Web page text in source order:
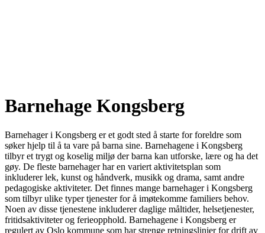
Barnehage Kongsberg
Barnehager i Kongsberg er et godt sted å starte for foreldre som
søker hjelp til å ta vare på barna sine. Barnehagene i Kongsberg
tilbyr et trygt og koselig miljø der barna kan utforske, lære og ha det
gøy. De fleste barnehager har en variert aktivitetsplan som
inkluderer lek, kunst og håndverk, musikk og drama, samt andre
pedagogiske aktiviteter. Det finnes mange barnehager i Kongsberg
som tilbyr ulike typer tjenester for å imøtekomme familiers behov.
Noen av disse tjenestene inkluderer daglige måltider, helsetjenester,
fritidsaktiviteter og ferieopphold. Barnehagene i Kongsberg er
regulert av Oslo kommune som har strenge retningslinjer for drift av